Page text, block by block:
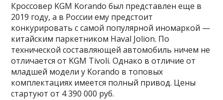
Кроссовер KGM Korando был представлен еще в
2019 году, а в России ему предстоит
конкурировать с самой популярной иномаркой —
китайским паркетником Haval Jolion. По
технической составляющей автомобиль ничем не
отличается от KGM Tivoli. Однако в отличие от
младшей модели у Korando в топовых
комплектациях имеется полный привод. Цены
стартуют от 4 390 000 руб.